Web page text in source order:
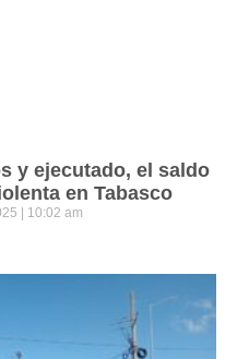
y ejecutado, el saldo
en Tabasco
10:02 am